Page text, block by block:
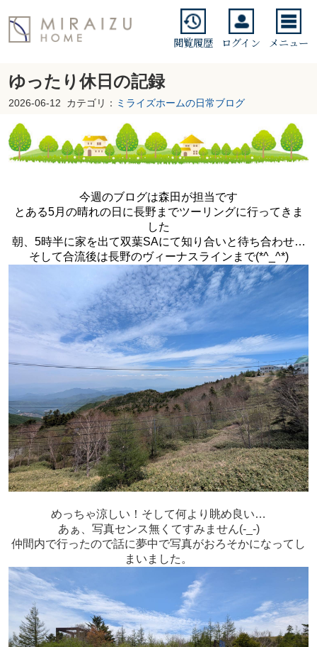
閲覧履歴 ログイン メニュー
ゆったり休日の記録
2026-06-12 カテゴリ： ミライズホームの日常ブログ
今週のブログは森田が担当です
とある5月の晴れの日に長野までツーリングに行ってきま
した
朝、5時半に家を出て双葉SAにて知り合いと待ち合わせ…
そして合流後は長野のヴィーナスラインまで(*^_^*)
めっちゃ涼しい！そして何より眺め良い…
あぁ、写真センス無くてすみません(-_-)
仲間内で行ったので話に夢中で写真がおろそかになってし
まいました。